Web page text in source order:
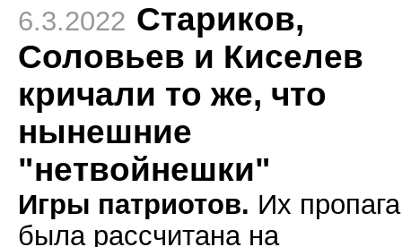
6.3.2022 Стариков,
Соловьев и Киселев
кричали то же, что
нынешние
"нетвойнешки"
Игры патриотов. Их
была рассчитана на